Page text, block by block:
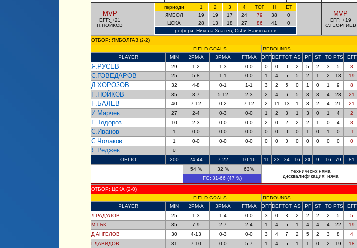
MVP
EFF: +21
П.НОЙКОВ
периоди 1 2 3 4 TOT H
ET
ЯМБОЛ
19 19 17 24 79 38
0
ЦСКА
28 13 18 27 86 41
0
рефери: Никола Златев, Съби Бахчеванов
MVP
EFF: +19
С.ГЕОРГИЕВ
ОТБОР: ЯМБОЛГАЗ (2-2)
FIELD GOALS
REBOUNDS
PLAYER
MIN 2PM-A 3PM-A FTM-A OFFDEFTOT AS PF ST TO PTS EFF
Я.РУСЕВ 29 1-2 1-3 0-0 0 0 0 2 5 2 3 5 3
С.ГОВЕДАРОВ 25 5-8 1-1 0-0 1 4 5 5 2 1 2 13 19
Д.ХОРОЗОВ 32 4-8 0-1 1-1 3 2 5 0 1 0 1 9 8
П.НОЙКОВ 35 3-7 5-12 2-3 2 4 6 5 3 3 4 23 21
Н.БАЛЕВ 40 7-12 0-2 7-12 2 11 13 1 3 2 4 21 21
И.Марчев 27 2-4 0-3 0-0 1 2 3 1 3 0 1 4 2
П.Тодоров 10 2-3 0-0 0-0 2 0 2 2 2 1 0 4 8
С.Иванов 1 0-0 0-0 0-0 0 0 0 0 1 0 1 0 -1
С.Чолаков 1 0-0 0-0 0-0 0 0 0 0 0 0 0 0 0
Я.Реджев
0
ОБЩО
200 24-44 7-22 10-16 11 23 34 16 20 9 16 79
81
54 %
32 % 63%
техническо:няма
дисквалификация: няма
FG: 31-66 (47 %)
ОТБОР: ЦСКА (2-0)
FIELD GOALS
REBOUNDS
PLAYER
MIN 2PM-A 3PM-A FTM-A OFFDEFTOT AS PF ST TO PTS
EFF
Л.РАДУЛОВ
25 1-3 1-4 0-0 3 0 3 2 2 2 2 5
5
М.ТЪК
35 7-9 2-7 2-4 1 4 5 1 4 4 4 22
19
Д.АНГЕЛОВ
30 4-13 0-3 0-0 3 4 7 2 5 2 3 8
4
Г.ДАВИДОВ
31 7-10 0-0 5-7 1 4 5 1 1 0 2 19 18